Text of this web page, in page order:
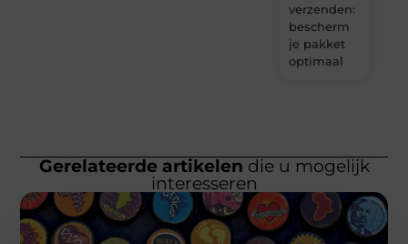
verzenden:
bescherm
je pakket
optimaal
Gerelateerde artikelen die u mogelijk
interesseren